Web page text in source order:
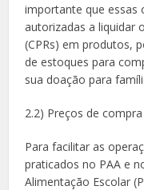
importante que essas
autorizadas a liquidar
(CPRs) em produtos,
de estoques para
sua doação para
2.2) Preços de
Para facilitar as
praticados no PAA e
Alimentação Escolar